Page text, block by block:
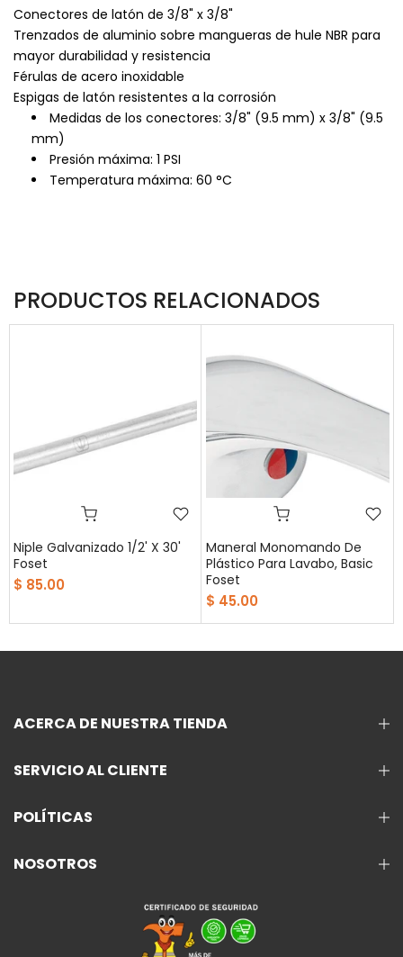
Conectores de latón de 3/8" x 3/8"
Trenzados de aluminio sobre mangueras de hule NBR para
mayor durabilidad y resistencia
Férulas de acero inoxidable
Espigas de latón resistentes a la corrosión
Medidas de los conectores: 3/8" (9.5 mm) x 3/8" (9.5
mm)
Presión máxima: 1 PSI
Temperatura máxima: 60 °C
PRODUCTOS RELACIONADOS
Niple Galvanizado 1/2' X 30'
Foset
$ 85.00
Maneral Monomando De
Plástico Para Lavabo, Basic
Foset
$ 45.00
ACERCA DE NUESTRA TIENDA
SERVICIO AL CLIENTE
POLÍTICAS
NOSOTROS